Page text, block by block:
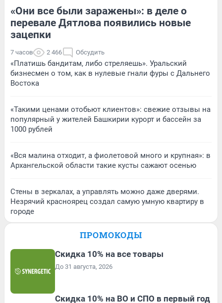
«Они все были заражены»: в деле о
перевале Дятлова появились новые
зацепки
7 часов 2 466 Обсудить
«Платишь бандитам, либо стреляешь». Уральский
бизнесмен о том, как в нулевые гнали фуры с Дальнего
Востока
«Такими ценами отобьют клиентов»: свежие отзывы на
популярный у жителей Башкирии курорт и бассейн за
1000 рублей
«Вся малина отходит, а фиолетовой много и крупная»: в
Архангельской области такие кусты сажают осенью
Стены в зеркалах, а управлять можно даже дверями.
Незрячий красноярец создал самую умную квартиру в
городе
ПРОМОКОДЫ
Скидка 10% на все товары
До 31 августа, 2026
Скидка 10% на ВО и СПО в первый год